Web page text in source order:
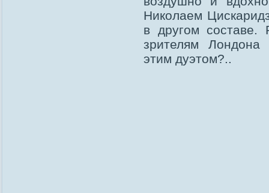
Николаем
в другом составе.
зрителям
этим дуэтом?..